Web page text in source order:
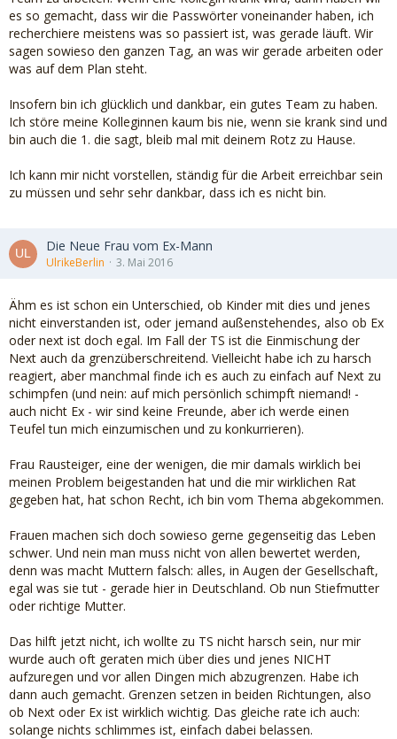
es so gemacht, dass wir die Passwörter voneinander haben, ich
recherchiere meistens was so passiert ist, was gerade läuft. Wir
sagen sowieso den ganzen Tag, an was wir gerade arbeiten oder
was auf dem Plan steht.
Insofern bin ich glücklich und dankbar, ein gutes Team zu haben.
Ich störe meine Kolleginnen kaum bis nie, wenn sie krank sind und
bin auch die 1. die sagt, bleib mal mit deinem Rotz zu Hause.
Ich kann mir nicht vorstellen, ständig für die Arbeit erreichbar sein
zu müssen und sehr sehr dankbar, dass ich es nicht bin.
Die Neue Frau vom Ex-Mann
UlrikeBerlin 3. Mai 2016
Ähm es ist schon ein Unterschied, ob Kinder mit dies und jenes
nicht einverstanden ist, oder jemand außenstehendes, also ob Ex
oder next ist doch egal. Im Fall der TS ist die Einmischung der
Next auch da grenzüberschreitend. Vielleicht habe ich zu harsch
reagiert, aber manchmal finde ich es auch zu einfach auf Next zu
schimpfen (und nein: auf mich persönlich schimpft niemand! -
auch nicht Ex - wir sind keine Freunde, aber ich werde einen
Teufel tun mich einzumischen und zu konkurrieren).
Frau Rausteiger, eine der wenigen, die mir damals wirklich bei
meinen Problem beigestanden hat und die mir wirklichen Rat
gegeben hat, hat schon Recht, ich bin vom Thema abgekommen.
Frauen machen sich doch sowieso gerne gegenseitig das Leben
schwer. Und nein man muss nicht von allen bewertet werden,
denn was macht Muttern falsch: alles, in Augen der Gesellschaft,
egal was sie tut - gerade hier in Deutschland. Ob nun Stiefmutter
oder richtige Mutter.
Das hilft jetzt nicht, ich wollte zu TS nicht harsch sein, nur mir
wurde auch oft geraten mich über dies und jenes NICHT
aufzuregen und vor allen Dingen mich abzugrenzen. Habe ich
dann auch gemacht. Grenzen setzen in beiden Richtungen, also
ob Next oder Ex ist wirklich wichtig. Das gleiche rate ich auch:
solange nichts schlimmes ist, einfach dabei belassen.